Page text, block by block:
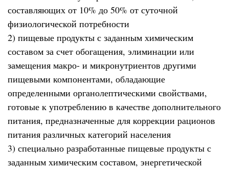
составляющих от 10% до 50% от суточной
физиологической потребности
2) пищевые продукты с заданным химическим
составом за счет обогащения, элиминации или
замещения макро- и микронутриентов другими
пищевыми компонентами, обладающие
определенными органолептическими свойствами,
готовые к употреблению в качестве дополнительного
питания, предназначенные для коррекции рационов
питания различных категорий населения
3) специально разработанные пищевые продукты с
заданным химическим составом, энергетической